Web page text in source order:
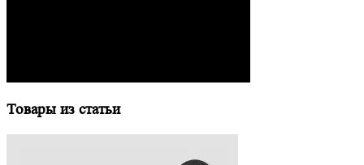
Товары из статьи